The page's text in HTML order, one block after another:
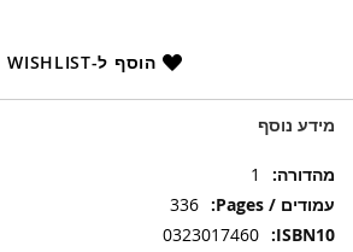
הוסף ל-WISHLIST
מידע נוסף
מידע
נוסף
1
336
0323017460